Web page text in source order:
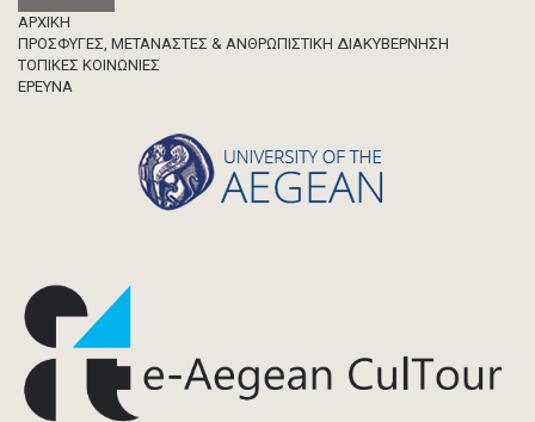
Footer
ΑΡΧΙΚΗ
ΠΡΟΣΦΥΓΕΣ, ΜΕΤΑΝΑΣΤΕΣ & ΑΝΘΡΩΠΙΣΤΙΚΗ ΔΙΑΚΥΒΕΡΝΗΣΗ
ΤΟΠΙΚΕΣ ΚΟΙΝΩΝΙΕΣ
ΈΡΕΥΝΑ